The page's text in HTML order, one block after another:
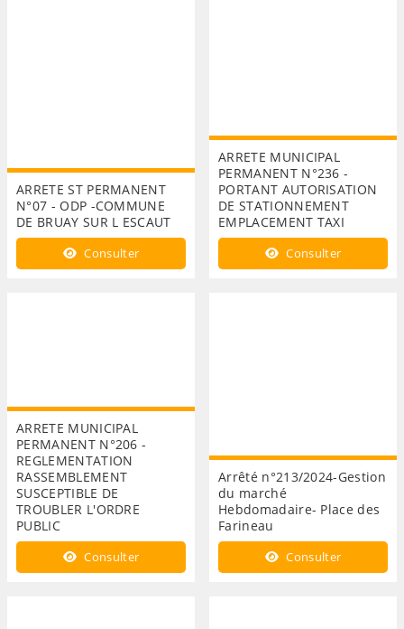
ARRETE ST PERMANENT
N°07 - ODP -COMMUNE
DE BRUAY SUR L ESCAUT
Consulter
ARRETE MUNICIPAL
PERMANENT N°236 -
PORTANT AUTORISATION
DE STATIONNEMENT
EMPLACEMENT TAXI
Consulter
ARRETE MUNICIPAL
PERMANENT N°206 -
REGLEMENTATION
RASSEMBLEMENT
SUSCEPTIBLE DE
TROUBLER L'ORDRE
PUBLIC
Consulter
Arrêté n°213/2024-Gestion
du marché
Hebdomadaire- Place des
Farineau
Consulter